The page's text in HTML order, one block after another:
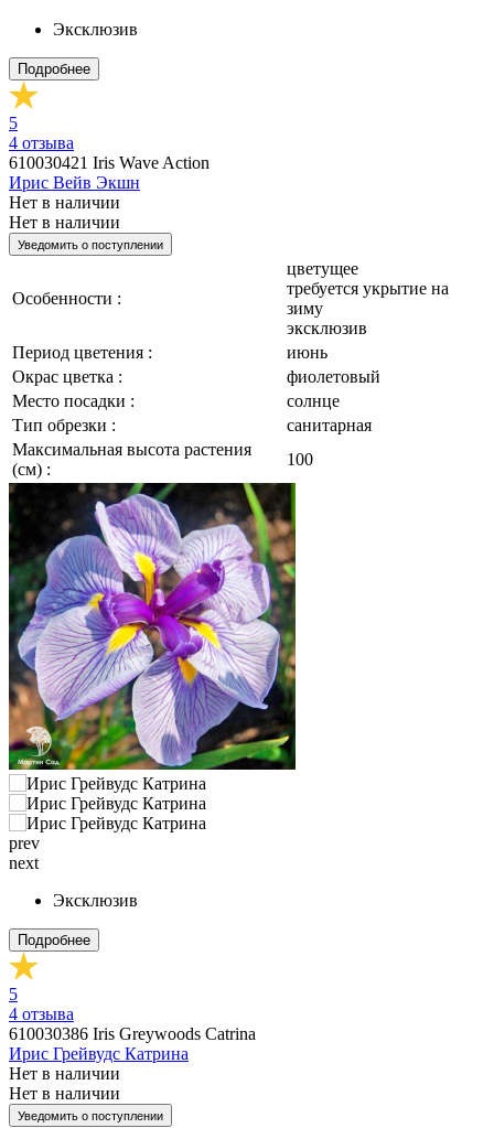
Эксклюзив
Подробнее
5
4 отзыва
610030421 Iris Wave Action
Ирис Вейв Экшн
Нет в наличии
Нет в наличии
Уведомить о поступлении
Особенности :
цветущее
требуется укрытие на
зиму
эксклюзив
Период цветения :
июнь
Окрас цветка :
фиолетовый
Место посадки :
солнце
Тип обрезки :
санитарная
Максимальная высота растения
(см) :
100
prev
next
Эксклюзив
Подробнее
5
4 отзыва
610030386 Iris Greywoods Catrina
Ирис Грейвудс Катрина
Нет в наличии
Нет в наличии
Уведомить о поступлении